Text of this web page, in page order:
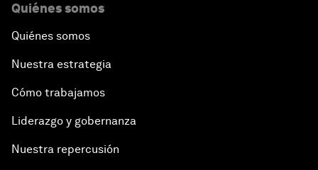
Quiénes somos
Quiénes somos
Nuestra estrategia
Cómo trabajamos
Liderazgo y gobernanza
Nuestra repercusión